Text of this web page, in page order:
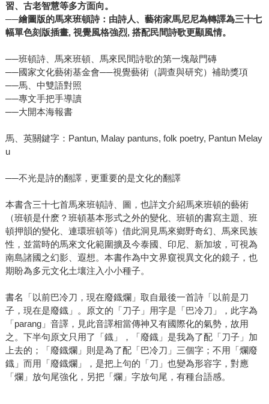
習、古老智慧等多方面向。
──繪圖版的馬來班頓詩：由詩人、藝術家馬尼尼為轉譯為三十七
幅單色刻版插畫, 視覺風格強烈, 搭配民間詩歌更顯風情。
──班頓詩、馬來班頓、馬來民間詩歌的第一塊敲門磚
──國家文化藝術基金會──視覺藝術（調查與研究）補助獎項
──馬、中雙語對照
──專文手把手導讀
──大開本海報書
馬、英關鍵字：Pantun, Malay pantuns, folk poetry, Pantun Melay
u
──不光是詩的翻譯，更重要的是文化的翻譯
本書含三十七首馬來班頓詩、圖，也詳文介紹馬來班頓的藝術
（班頓是什麽？班頓基本形式之外的變化、班頓的書寫主題、班
頓押韻的變化、連環班頓等）借此洞見馬來鄉野奇幻、馬來民族
性，並當時的馬來文化範圍擴及今泰國、印尼、新加坡，可視為
南島諸國之幻影、遐想。本書作為中文界窺視異文化的鏡子，也
期盼為多元文化土壤注入小小種子。
書名「以前巴冷刀，現在廢鐡爛」取自最後一首詩「以前是刀
子，現在是廢鐡」。原文的「刀子」用字是「巴冷刀」，此字為
「parang」音譯，見此音譯相當傳神又有國際化的氣勢，故用
之。下半句原文只用了「鐡」，「廢鐡」是我為了配「刀子」加
上去的；「廢鐡爛」則是為了配「巴冷刀」三個字；不用「爛廢
鐡」而用「廢鐡爛」，是把上句的「刀」也變為形容字，對應
「爛」放句尾強化，另把「爛」字放句尾，有種台語感。